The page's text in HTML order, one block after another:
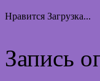
Нравится Загрузка...
Запись